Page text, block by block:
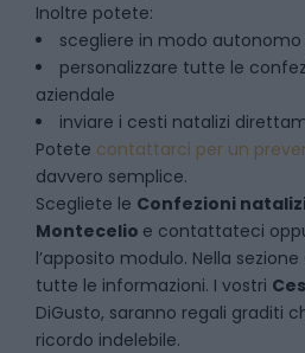
Inoltre potete:
scegliere in modo
personalizzare tutte le
aziendale
inviare i cesti natalizi
Potete contattarci per un
davvero semplice.
Scegliete le Confezioni
Montecelio e contattateci
l’apposito modulo. Nella sezione
tutte le informazioni. I vostri
DiGusto, saranno regali graditi
ricordo indelebile.